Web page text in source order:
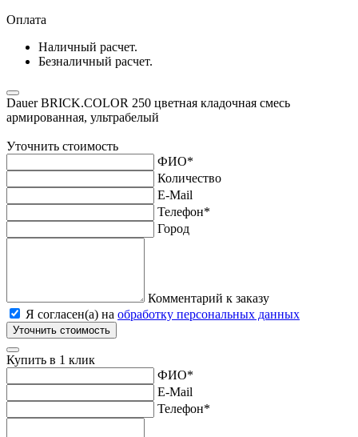
Оплата
Наличный расчет.
Безналичный расчет.
Dauer BRICK.COLOR 250 цветная кладочная смесь
армированная, ультрабелый
Уточнить стоимость
ФИО*
Количество
E-Mail
Телефон*
Город
Комментарий к заказу
Я согласен(а) на обработку персональных данных
Уточнить стоимость
Купить в 1 клик
ФИО*
E-Mail
Телефон*